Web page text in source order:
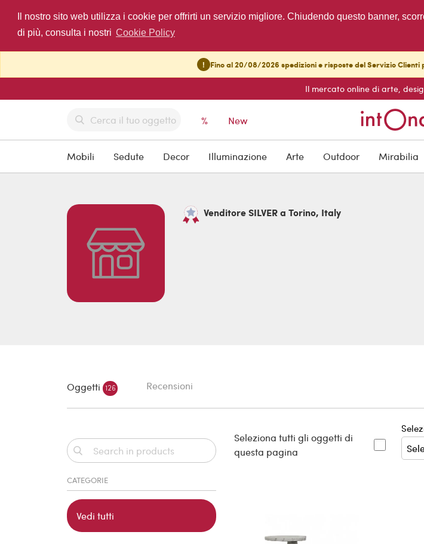
Il nostro sito web utilizza i cookie per offrirti un servizio migliore. Chiudendo questo banner,
di più, consulta i nostri Cookie Policy
! Fino al 20/08/2026 spedizioni e risposte del Servizio
Il mercato online di arte,
% New
Mobili Sedute Decor Illuminazione Arte Outdoor Mirabilia
Venditore SILVER a Torino, Italy
Oggetti 126 Recensioni
CATEGORIE
Vedi tutti
Seleziona tutti gli oggetti di
questa pagina